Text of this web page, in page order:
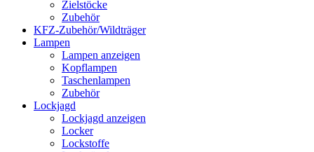
Zielstöcke
Zubehör
KFZ-Zubehör/Wildträger
Lampen
Lampen anzeigen
Kopflampen
Taschenlampen
Zubehör
Lockjagd
Lockjagd anzeigen
Locker
Lockstoffe